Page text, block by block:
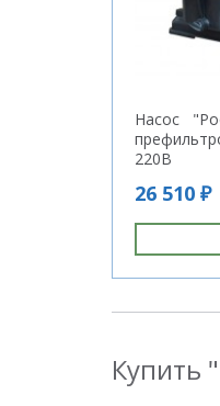
Насос
220В
26 510 ₽
Купить